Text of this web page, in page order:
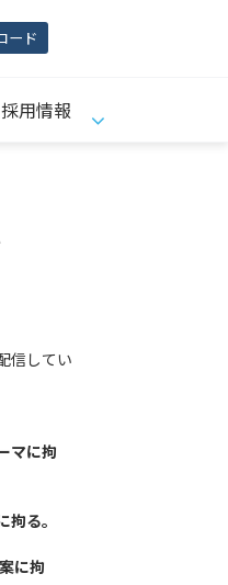
ード
採用情報
信してい
マに拘
る。
に拘